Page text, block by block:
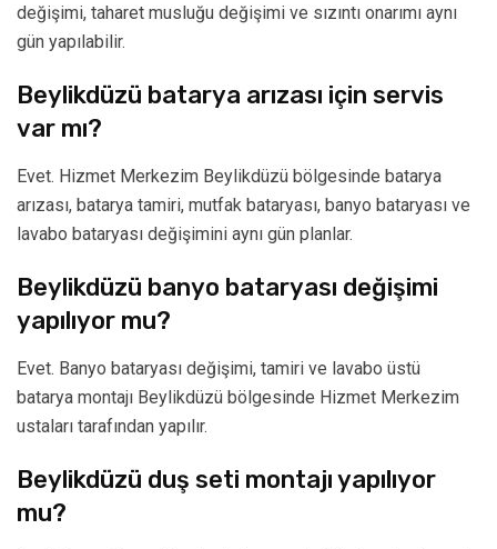
değişimi, taharet musluğu değişimi ve sızıntı onarımı aynı
gün yapılabilir.
Beylikdüzü batarya arızası için servis
var mı?
Evet. Hizmet Merkezim Beylikdüzü bölgesinde batarya
arızası, batarya tamiri, mutfak bataryası, banyo bataryası ve
lavabo bataryası değişimini aynı gün planlar.
Beylikdüzü banyo bataryası değişimi
yapılıyor mu?
Evet. Banyo bataryası değişimi, tamiri ve lavabo üstü
batarya montajı Beylikdüzü bölgesinde Hizmet Merkezim
ustaları tarafından yapılır.
Beylikdüzü duş seti montajı yapılıyor
mu?